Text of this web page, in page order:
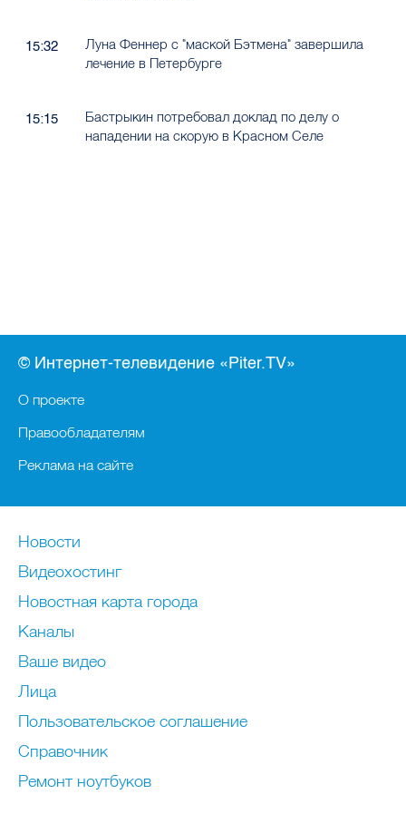
15:32
Луна Феннер с "маской Бэтмена" завершила
лечение в Петербурге
15:15
Бастрыкин потребовал доклад по делу о
нападении на скорую в Красном Селе
© Интернет-телевидение «Piter.TV»
О проекте
Правообладателям
Реклама на сайте
Новости
Видеохостинг
Новостная карта города
Каналы
Ваше видео
Лица
Пользовательское соглашение
Справочник
Ремонт нoутбуков